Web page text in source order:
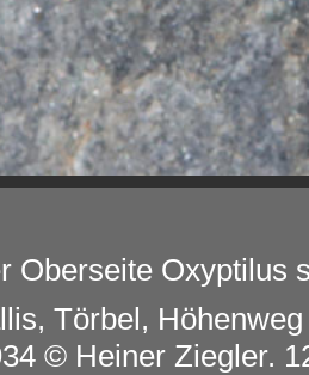
Oberseite Oxyptilus
Törbel,
© Heiner Ziegler.